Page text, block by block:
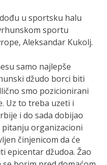
u sportsku halu
sportu
Aleksandar Kukolj.
samo najlepše
džudo borci biti
smo pozicionirani
Uz to treba uzeti i
i do sada dobijao
pitanju organizacioni
činjenicom da će
epicentar džudoa. Žao